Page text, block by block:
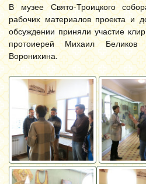
В музее Свято-Троицкого
рабочих материалов проекта и
обсуждении приняли участие
протоиерей Михаил
Воронихина.